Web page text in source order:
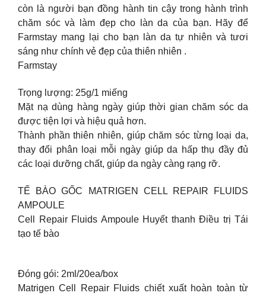
còn là người bạn đồng hành tin cậy trong hành trình
chăm sóc và làm đẹp cho làn da của bạn. Hãy để
Farmstay mang lại cho bạn làn da tự nhiên và tươi
sáng như chính vẻ đẹp của thiên nhiên .
Farmstay
Trọng lượng: 25g/1 miếng
Mặt nạ dùng hàng ngày giúp thời gian chăm sóc da
được tiện lợi và hiệu quả hơn.
Thành phần thiên nhiên, giúp chăm sóc từng loại da,
thay đổi phân loại mỗi ngày giúp da hấp thụ đầy đủ
các loại dưỡng chất, giúp da ngày càng rạng rỡ.
TẾ BÀO GỐC MATRIGEN CELL REPAIR FLUIDS
AMPOULE
Cell Repair Fluids Ampoule Huyết thanh Điều trị Tái
tạo tế bào
Đóng gói: 2ml/20ea/box
Matrigen Cell Repair Fluids chiết xuất hoàn toàn từ